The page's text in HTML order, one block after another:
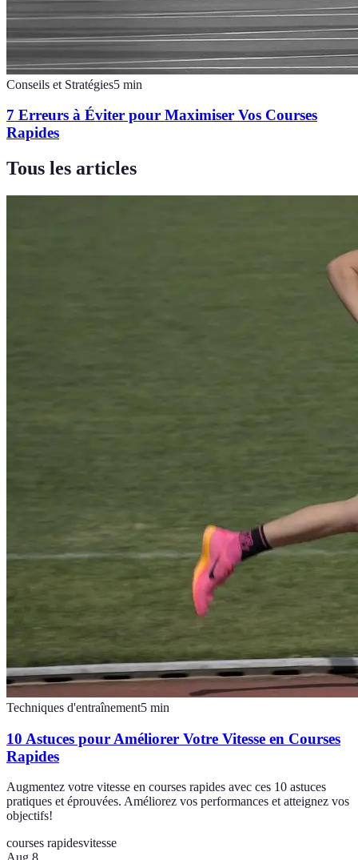
Conseils et Stratégies5 min
7 Erreurs à Éviter pour Maximiser Vos Courses
Rapides
Tous les articles
Techniques d'entraînement5 min
10 Astuces pour Améliorer Votre Vitesse en Courses
Rapides
Augmentez votre vitesse en courses rapides avec ces 10 astuces
pratiques et éprouvées. Améliorez vos performances et atteignez vos
objectifs!
courses rapidesvitesse